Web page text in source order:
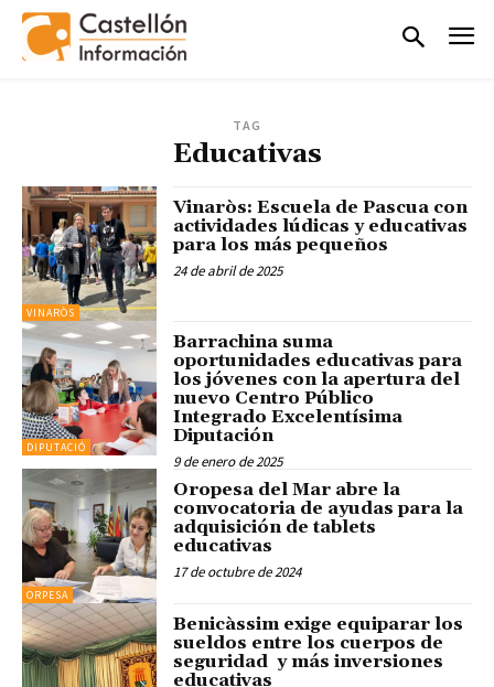
TAG
Educativas
VINARÒS
Vinaròs: Escuela de Pascua con
actividades lúdicas y educativas
para los más pequeños
24 de abril de 2025
DIPUTACIÓ
Barrachina suma
oportunidades educativas para
los jóvenes con la apertura del
nuevo Centro Público
Integrado Excelentísima
Diputación
9 de enero de 2025
ORPESA
Oropesa del Mar abre la
convocatoria de ayudas para la
adquisición de tablets
educativas
17 de octubre de 2024
Benicàssim exige equiparar los
sueldos entre los cuerpos de
seguridad y más inversiones
educativas